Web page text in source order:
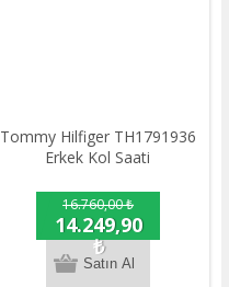
Tommy Hilfiger TH1791936
Erkek Kol Saati
16.760,00 ₺
14.249,90
₺